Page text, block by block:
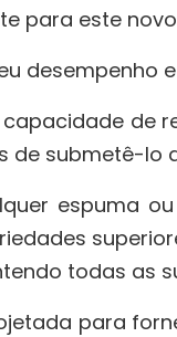
para este
desempenho
de
submetê-lo
espuma
todas as
para